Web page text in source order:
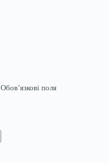
Обов’язкові поля